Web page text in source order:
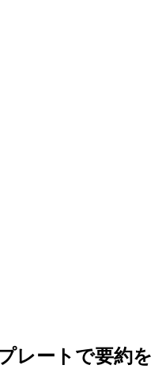
レートで要約を